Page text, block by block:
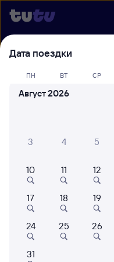
Выберите день,
билеты Рязань
Откуда
Кто едет
Дата поездки
ПН ВТ СР
Август 2026
3 4 5
10 11 12
17 18 19
24 25 26
31